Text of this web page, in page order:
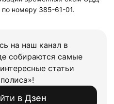
номеру 385-61-01.
на наш канал в
собираются самые
статьи
в Дзен